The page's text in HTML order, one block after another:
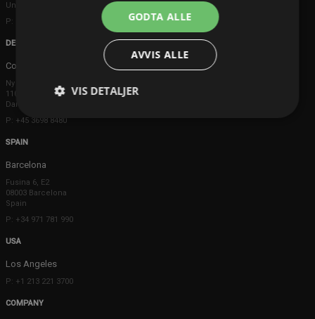
United Kingdom
P: +44 203 608 8181
DENMARK
Copenhagen
Ny Østergade 20
1101 København K
Danmark
P: +45 3698 8480
SPAIN
Barcelona
Fusina 6, E2
08003 Barcelona
Spain
P: +34 971 781 990
USA
Los Angeles
P: +1 213 221 3700
COMPANY
GODTA ALLE
AVVIS ALLE
VIS DETALJER